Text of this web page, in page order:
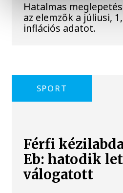
Hatalmas
az elemzők a júliusi,
inflációs adatot.
SPORT
Férfi
Eb: hatodik
válogatott